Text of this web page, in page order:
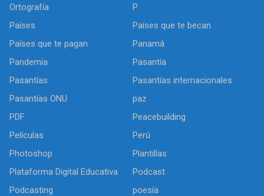
Ortografía
P
Países
Países que te becan
Países que te pagan
Panamá
Pandemia
Pasantía
Pasantías
Pasantías internacionales
Pasantías ONU
paz
PDF
Peacebuilding
Películas
Perú
Photoshop
Plantillas
Plataforma Digital Educativa
Podcast
Podcasting
poesía